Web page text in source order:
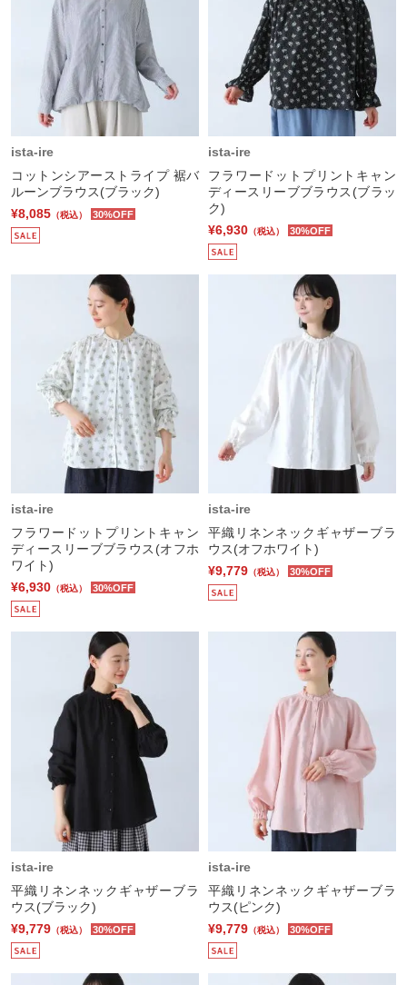
ista-ire
コットンシアーストライプ 裾バ
ルーンブラウス(ブラック)
¥8,085 （税込） 30%OFF
ista-ire
フラワードットプリントキャン
ディースリーブブラウス(ブラッ
ク)
¥6,930 （税込） 30%OFF
ista-ire
フラワードットプリントキャン
ディースリーブブラウス(オフホ
ワイト)
¥6,930 （税込） 30%OFF
ista-ire
平織リネンネックギャザーブラ
ウス(オフホワイト)
¥9,779 （税込） 30%OFF
ista-ire
平織リネンネックギャザーブラ
ウス(ブラック)
¥9,779 （税込） 30%OFF
ista-ire
平織リネンネックギャザーブラ
ウス(ピンク)
¥9,779 （税込） 30%OFF